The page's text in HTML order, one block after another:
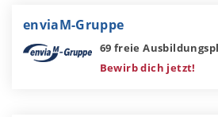
enviaM-Gruppe
69 freie
Bewirb dich jetzt!